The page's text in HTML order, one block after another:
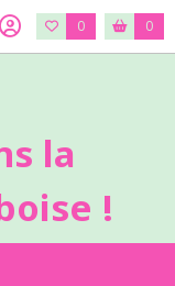
0 0
la
!